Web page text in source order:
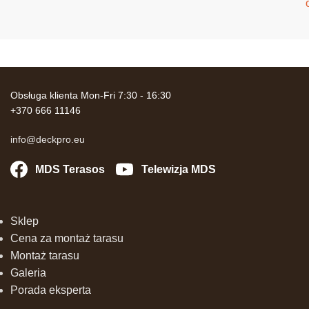
Obsługa klienta Mon-Fri 7:30 - 16:30
+370 666 11146
info@deckpro.eu
MDS Terasos Telewizja MDS
Sklep
Cena za montaż tarasu
Montaż tarasu
Galeria
Porada eksperta